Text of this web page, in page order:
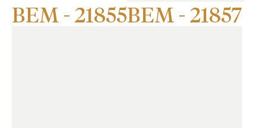
BEM - 21855BEM - 21857